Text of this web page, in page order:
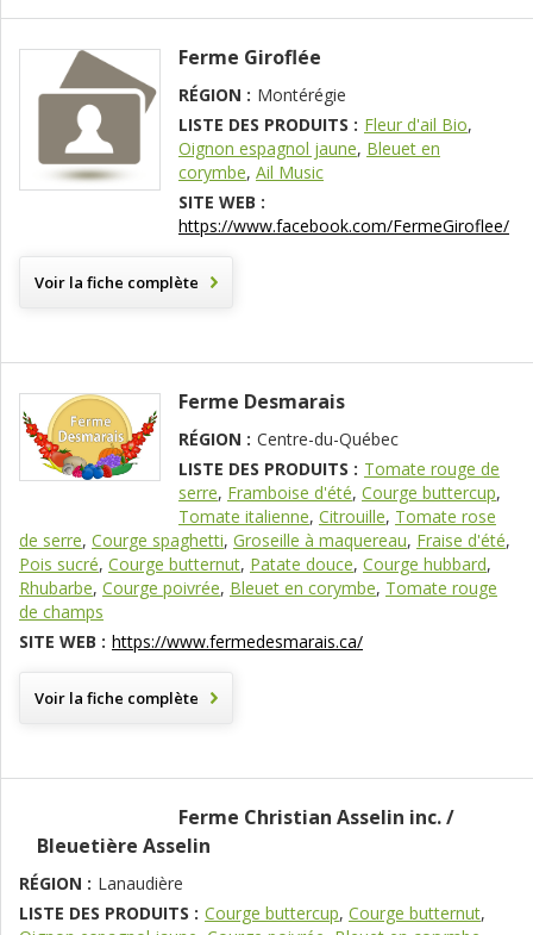
Ferme Giroflée
RÉGION : Montérégie
LISTE DES PRODUITS : Fleur d'ail Bio,
Oignon espagnol jaune, Bleuet en
corymbe, Ail Music
SITE WEB :
https://www.facebook.com/FermeGiroflee/
Voir la fiche complète
Ferme Desmarais
RÉGION : Centre-du-Québec
LISTE DES PRODUITS : Tomate rouge de
serre, Framboise d'été, Courge buttercup,
Tomate italienne, Citrouille, Tomate rose
de serre, Courge spaghetti, Groseille à maquereau, Fraise d'été,
Pois sucré, Courge butternut, Patate douce, Courge hubbard,
Rhubarbe, Courge poivrée, Bleuet en corymbe, Tomate rouge
de champs
SITE WEB : https://www.fermedesmarais.ca/
Voir la fiche complète
Ferme Christian Asselin inc. /
Bleuetière Asselin
RÉGION : Lanaudière
LISTE DES PRODUITS : Courge buttercup, Courge butternut,